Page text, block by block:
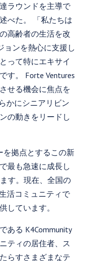
ラウンドを主導で
べた。 「私たちは
高齢者の生活を改
ョンを熱心に支援し
って特にエキサイ
す。 Forte Ventures
せる機会に焦点を
かにシニアリビン
の動きをリードし
を拠点とするこの新
最も急速に成長し
す。現在、全国の
活コミュニティで
しています。
ある K4Community
ティの居住者、ス
らすさまざまなテ